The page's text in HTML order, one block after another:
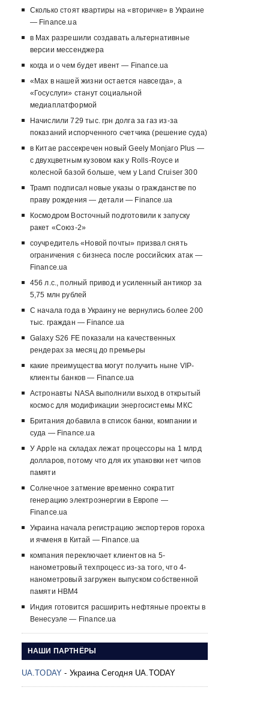
Сколько стоят квартиры на «вторичке» в Украине
— Finance.ua
в Max разрешили создавать альтернативные
версии мессенджера
когда и о чем будет ивент — Finance.ua
«Max в нашей жизни остается навсегда», а
«Госуслуги» станут социальной
медиаплатформой
Начислили 729 тыс. грн долга за газ из-за
показаний испорченного счетчика (решение суда)
в Китае рассекречен новый Geely Monjaro Plus —
с двухцветным кузовом как у Rolls-Royce и
колесной базой больше, чем у Land Cruiser 300
Трамп подписал новые указы о гражданстве по
праву рождения — детали — Finance.ua
Космодром Восточный подготовили к запуску
ракет «Союз-2»
соучредитель «Новой почты» призвал снять
ограничения с бизнеса после российских атак —
Finance.ua
456 л.с., полный привод и усиленный антикор за
5,75 млн рублей
С начала года в Украину не вернулись более 200
тыс. граждан — Finance.ua
Galaxy S26 FE показали на качественных
рендерах за месяц до премьеры
какие преимущества могут получить ныне VIP-
клиенты банков — Finance.ua
Астронавты NASA выполнили выход в открытый
космос для модификации энергосистемы МКС
Британия добавила в список банки, компании и
суда — Finance.ua
У Apple на складах лежат процессоры на 1 млрд
долларов, потому что для их упаковки нет чипов
памяти
Солнечное затмение временно сократит
генерацию электроэнергии в Европе —
Finance.ua
Украина начала регистрацию экспортеров гороха
и ячменя в Китай — Finance.ua
компания переключает клиентов на 5-
нанометровый техпроцесс из-за того, что 4-
нанометровый загружен выпуском собственной
памяти HBM4
Индия готовится расширить нефтяные проекты в
Венесуэле — Finance.ua
НАШИ ПАРТНЁРЫ
UA.TODAY - Украина Сегодня UA.TODAY